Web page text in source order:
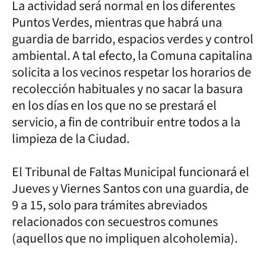
La actividad será normal en los diferentes
Puntos Verdes, mientras que habrá una
guardia de barrido, espacios verdes y control
ambiental. A tal efecto, la Comuna capitalina
solicita a los vecinos respetar los horarios de
recolección habituales y no sacar la basura
en los días en los que no se prestará el
servicio, a fin de contribuir entre todos a la
limpieza de la Ciudad.
El Tribunal de Faltas Municipal funcionará el
Jueves y Viernes Santos con una guardia, de
9 a 15, solo para trámites abreviados
relacionados con secuestros comunes
(aquellos que no impliquen alcoholemia).